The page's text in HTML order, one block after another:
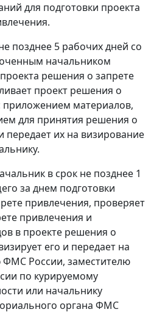
для подготовки проекта
позднее 5 рабочих дней со
начальником
решения о запрете
проект решения о
приложением материалов,
для принятия решения о
передает их на визирование
в срок не позднее 1
за днем подготовки
привлечения, проверяет
привлечения и
в проекте решения о
его и передает на
ФМС России, заместителю
по курируемому
или начальнику
органа ФМС